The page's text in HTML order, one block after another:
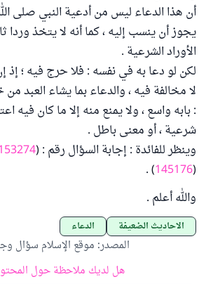
أن هذا الدعاء ليس من أدعية النبي صلى
يجوز أن ينسب إليه ، كما أنه لا يتخذ وردا
الأوراد الشرعية .
لكن لو دعا به في نفسه : فلا حرج فيه ؛
لا مخالفة فيه ، والدعاء بما يشاء العبد من
: بابه واسع ، ولا يمنع منه إلا ما كان فيه
شرعية ، أو معنى باطل .
وينظر للفائدة : إجابة السؤال رقم : (
(
145176
) .
والله أعلم .
الأحاديث الضعيفة الدعاء
المصدر: موقع الإسلام سؤال
هل لديك ملاحظة حول